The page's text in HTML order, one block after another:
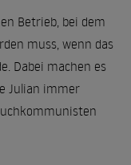
Betrieb, bei dem
muss, wenn das
Dabei machen es
Julian immer